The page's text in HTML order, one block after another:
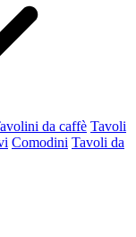
da caffè Tavoli
Comodini Tavoli da